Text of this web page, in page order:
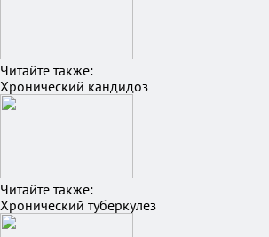
Читайте также:
Хронический кандидоз
Читайте также:
Хронический туберкулез